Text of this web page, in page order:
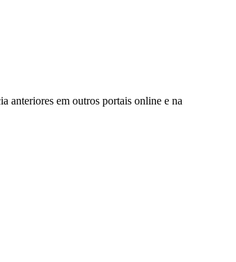
anteriores em outros portais online e na